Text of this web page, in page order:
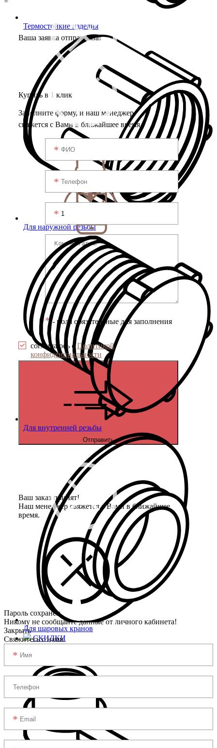
Термостойкие изделия
Для наружной резьбы
Для внутренней резьбы
Для шаровых кранов
СКИДКИ
Ваша заявка отправлена!
Купить в 1 клик
Заполните форму, и наш менеджер
свяжется с Вами в ближайшее время
*- поля обязательные для заполнения
соглашаюсь сПолитикой
конфиденциальности
Отправить
Ваш заказ принят!
Наш менеджер свяжется с Вами в ближайшее
время.
Пароль сохранён.
Никому не сообщайте данные от личного кабинета!
Закрыть
Свяжитесь с нами